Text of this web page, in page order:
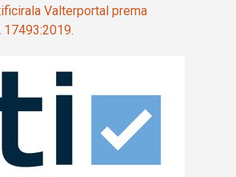
Valterportal prema
17493:2019.